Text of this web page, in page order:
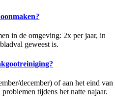
in de omgeving: 2x per jaar, in
geweest is.
december) of aan het eind van
tijdens het natte najaar.